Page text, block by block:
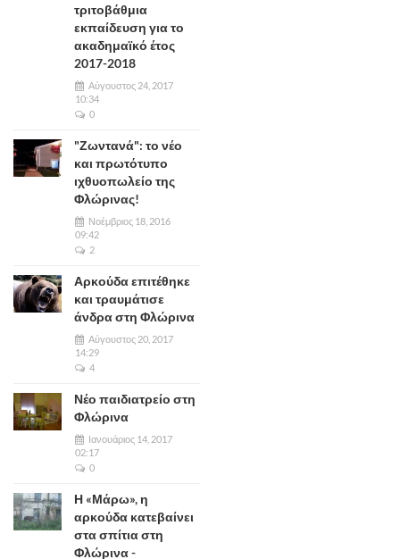
τριτοβάθμια
εκπαίδευση για το
ακαδημαϊκό έτος
2017-2018
Αύγουστος 24, 2017
10:34
0
"Ζωντανά": το νέο
και πρωτότυπο
ιχθυοπωλείο της
Φλώρινας!
Νοέμβριος 18, 2016
09:42
2
Αρκούδα επιτέθηκε
και τραυμάτισε
άνδρα στη Φλώρινα
Αύγουστος 20, 2017
14:29
4
Νέο παιδιατρείο στη
Φλώρινα
Ιανουάριος 14, 2017
02:17
0
Η «Μάρω», η
αρκούδα κατεβαίνει
στα σπίτια στη
Φλώρινα -